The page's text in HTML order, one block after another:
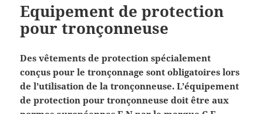
Equipement de protection
pour tronçonneuse
Des vêtements de protection spécialement
conçus pour le tronçonnage sont obligatoires lors
de l’utilisation de la tronçonneuse. L’équipement
de protection pour tronçonneuse doit être aux